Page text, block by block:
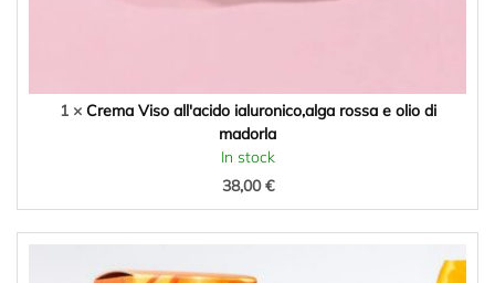
1 × Crema Viso all'acido ialuronico,alga rossa e olio di
madorla
In stock
38,00€